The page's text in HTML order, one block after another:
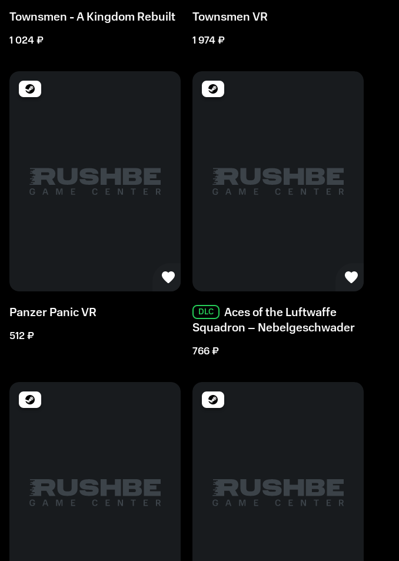
Townsmen - A Kingdom Rebuilt
1 024₽
Townsmen VR
1 974₽
Panzer Panic VR
512₽
DLC
Aces of the Luftwaffe
Squadron – Nebelgeschwader
766₽